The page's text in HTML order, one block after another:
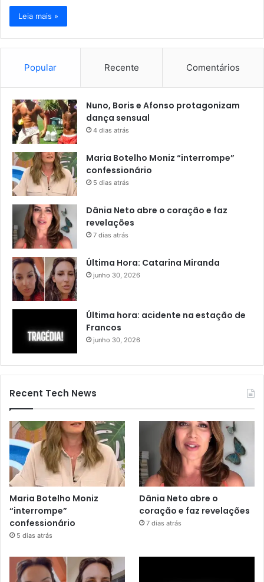
Leia mais »
Popular Recente Comentários
Nuno, Boris e Afonso protagonizam
dança sensual
4 dias atrás
Maria Botelho Moniz “interrompe”
confessionário
5 dias atrás
Dânia Neto abre o coração e faz
revelações
7 dias atrás
Última Hora: Catarina Miranda
junho 30, 2026
Última hora: acidente na estação de
Francos
junho 30, 2026
Recent Tech News
Maria Botelho Moniz
“interrompe”
confessionário
5 dias atrás
Dânia Neto abre o
coração e faz revelações
7 dias atrás